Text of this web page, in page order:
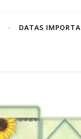
DATAS